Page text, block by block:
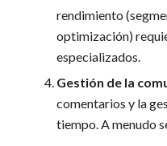
rendimiento
optimización)
especializados.
Gestión de la
comentarios y la
tiempo. A menudo